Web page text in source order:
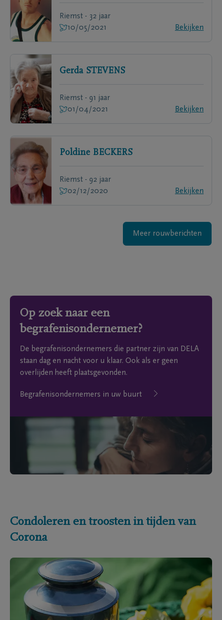
Riemst - 32 jaar
10/05/2021
Bekijken
Gerda STEVENS
Riemst - 91 jaar
01/04/2021
Bekijken
Poldine BECKERS
Riemst - 92 jaar
02/12/2020
Bekijken
Meer rouwberichten
Op zoek naar een
begrafenisondernemer?
De begrafenisondernemers die partner zijn van DELA
staan dag en nacht voor u klaar. Ook als er geen
overlijden heeft plaatsgevonden.
Begrafenisondernemers in uw buurt
Condoleren en troosten in tijden van
Corona